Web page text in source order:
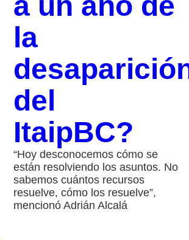
la
del
ItaipBC?
“Hoy desconocemos cómo se
están resolviendo los asuntos. No
sabemos cuántos recursos
resuelve, cómo los resuelve”,
mencionó Adrián Alcalá